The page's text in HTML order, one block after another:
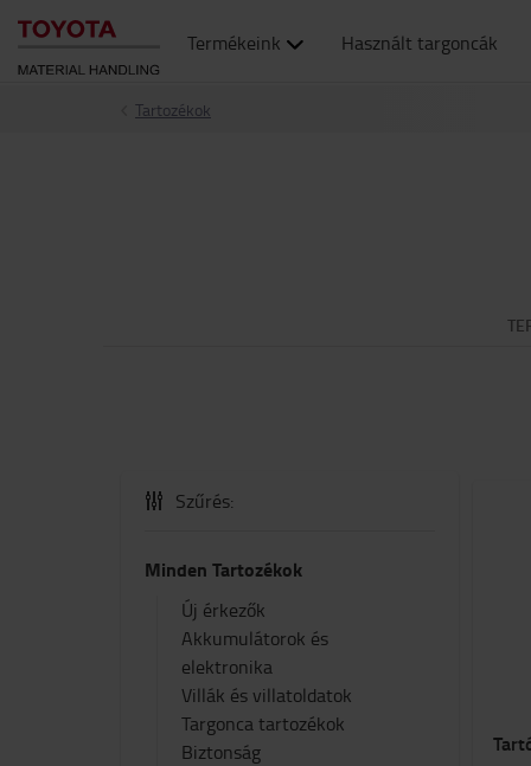
Termékeink Használt targoncák
Tartozékok
Szűrés:
Minden Tartozékok
Új érkezők
Akkumulátorok és
elektronika
Villák és villatoldatok
Targonca tartozékok
Biztonság